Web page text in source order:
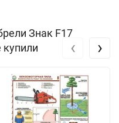
Знак F17
‹ ›